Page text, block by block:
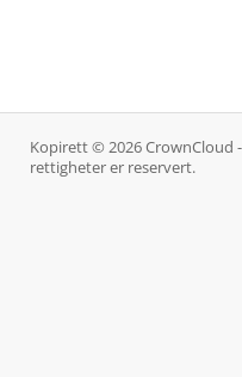
Kopirett © 2026 CrownCloud
rettigheter er reservert.